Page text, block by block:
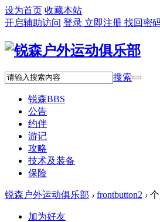
设为首页 收藏本站
开启辅助访问 登录 立即注册 找回密
搜索
锐森BBS
公告
约伴
游记
攻略
技术及装备
保险
锐森户外运动俱乐部 › frontbutton2 ›
加为好友